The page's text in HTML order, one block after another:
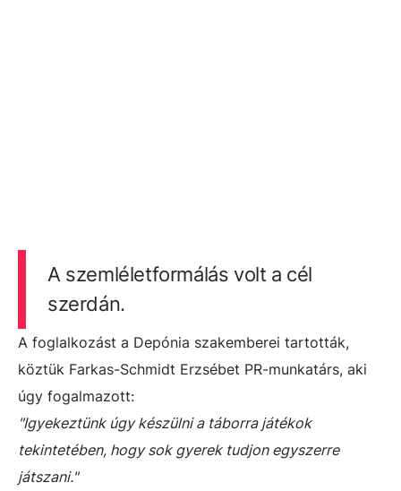
A szemléletformálás volt a cél
szerdán.
A foglalkozást a Depónia szakemberei tartották,
köztük Farkas-Schmidt Erzsébet PR-munkatárs, aki
úgy fogalmazott:
"Igyekeztünk úgy készülni a táborra játékok
tekintetében, hogy sok gyerek tudjon egyszerre
játszani."